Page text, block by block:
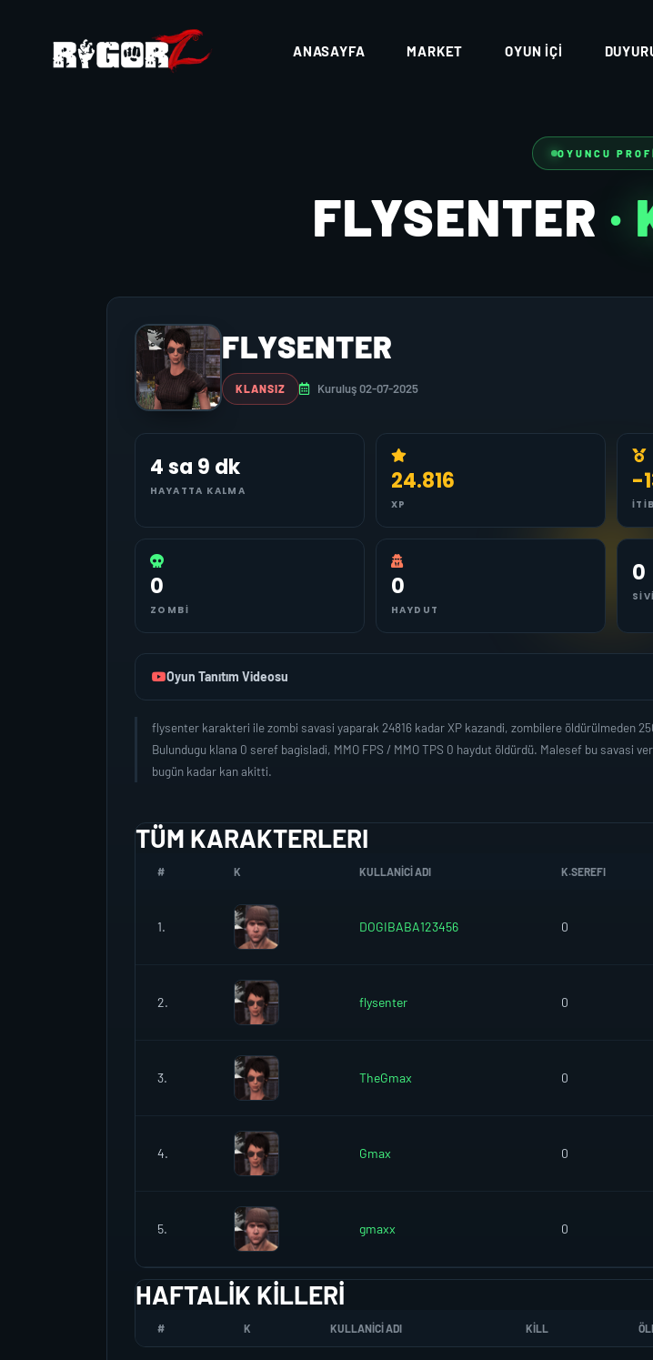
ANASAYFA MARKET OYUN İÇI
OYUNCU
FLYSENTER ·
FLYSENTER
KLANSIZ Kuruluş 02-07-2025
4 sa 9 dk
HAYATTA KALMA 24.816
XP
-
0
ZOMBI
0
HAYDUT
0
Oyun Tanıtım Videosu
flysenter karakteri ile zombi savasi yaparak 24816 kadar XP kazandi, zombilere öldürülmeden
Bulundugu klana 0 seref bagisladi, MMO FPS / MMO TPS 0 haydut öldürdü. Malesef bu savasi
bugün kadar kan akitti.
TÜM KARAKTERLERI
# K KULLANICI ADI K.SEREFI
1. DOGIBABA123456 0
2. flysenter 0
3. TheGmax 0
4. Gmax 0
5. gmaxx 0
HAFTALIK KILLERI
# K KULLANICI ADI KILL